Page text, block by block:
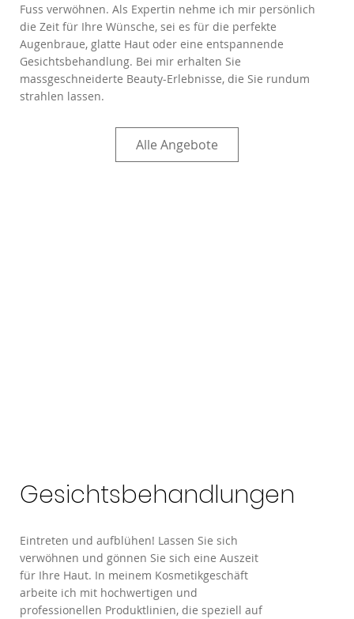
Gesichtsbehandlungen
Eintreten und aufblühen! Lassen Sie sich
verwöhnen und gönnen Sie sich eine Auszeit
für Ihre Haut. In meinem Kosmetikgeschäft
arbeite ich mit hochwertigen und
professionellen Produktlinien, die speziell auf
Fuss verwöhnen. Als Expertin nehme ich mir persönlich
die Zeit für Ihre Wünsche, sei es für die perfekte
Augenbraue, glatte Haut oder eine entspannende
Gesichtsbehandlung. Bei mir erhalten Sie
massgeschneiderte Beauty-Erlebnisse, die Sie rundum
strahlen lassen.
Alle Angebote